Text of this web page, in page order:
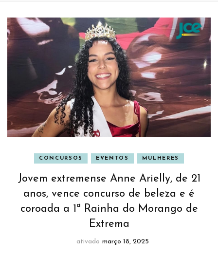
CONCURSOS EVENTOS MULHERES
Jovem extremense Anne Arielly, de 21
anos, vence concurso de beleza e é
coroada a 1ª Rainha do Morango de
Extrema
ativado março 18, 2025